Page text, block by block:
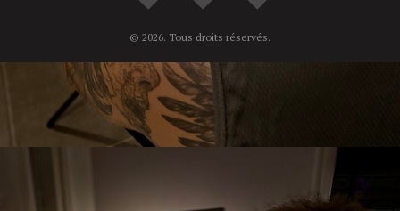
© 2026. Tous droits réservés.